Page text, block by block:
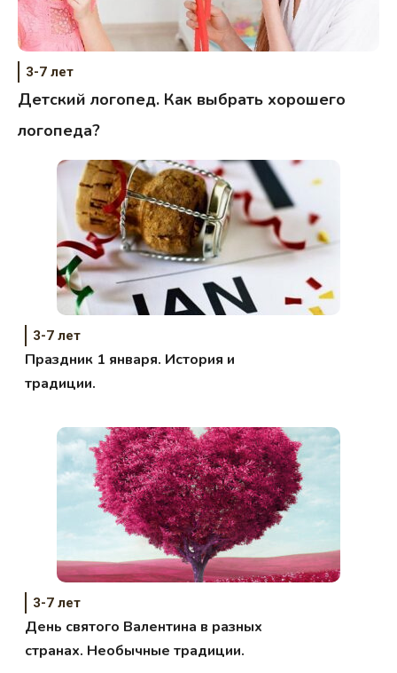
3-7 лет
Детский логопед. Как выбрать хорошего
логопеда?
3-7 лет
Праздник 1 января. История и
традиции.
3-7 лет
День святого Валентина в разных
странах. Необычные традиции.